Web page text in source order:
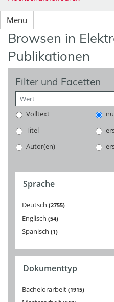
Menü
Browsen in
Publikationen
Filter und Facetten
Volltext
Titel
Autor(en)
Sprache
Deutsch 2755
Englisch 54
Spanisch 1
Dokumenttyp
Bachelorarbeit 1915